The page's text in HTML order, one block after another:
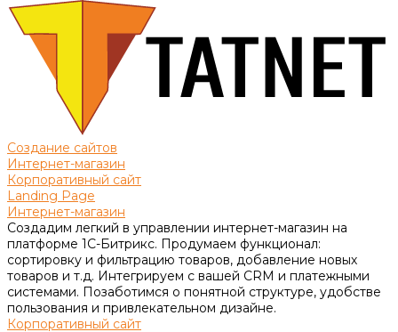
Создание сайтов
Интернет-магазин
Корпоративный сайт
Landing Page
Интернет-магазин
Создадим легкий в управлении интернет-магазин на
платформе 1С-Битрикс. Продумаем функционал:
сортировку и фильтрацию товаров, добавление новых
товаров и т.д. Интегрируем с вашей CRM и платежными
системами. Позаботимся о понятной структуре, удобстве
пользования и привлекательном дизайне.
Корпоративный сайт